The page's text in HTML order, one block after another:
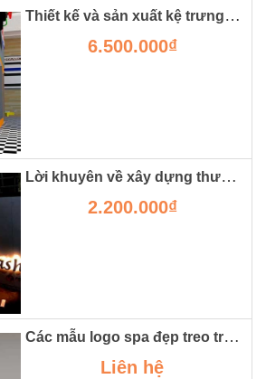
Thiết kế và sản xuất kệ trưng bày sản phẩm dầu nhờn bằng sắt
6.500.000₫
Lời khuyên về xây dựng thương hiệu thông qua mẫu biển nail mi đẹp.
2.200.000₫
Các mẫu logo spa đẹp treo trên tường và trên biển hiệu
Liên hệ